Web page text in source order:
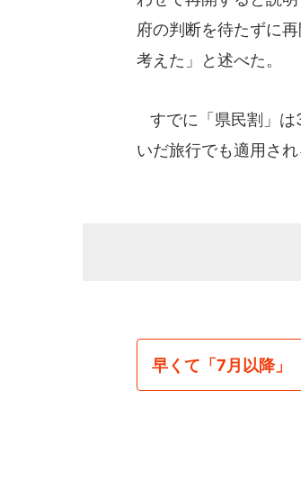
府の判断を待たずに
考えた」と述べた。
すでに「県民割」は
いだ旅行でも適用さ
早くて「7月以降」